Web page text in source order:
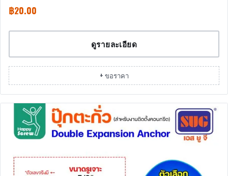
฿20.00
ดูรายละเอียด
+ ขอราคา